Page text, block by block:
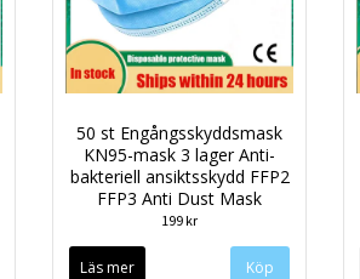
50 st Engångsskyddsmask
KN95-mask 3 lager Anti-
bakteriell ansiktsskydd FFP2
FFP3 Anti Dust Mask
199 kr
Läs mer